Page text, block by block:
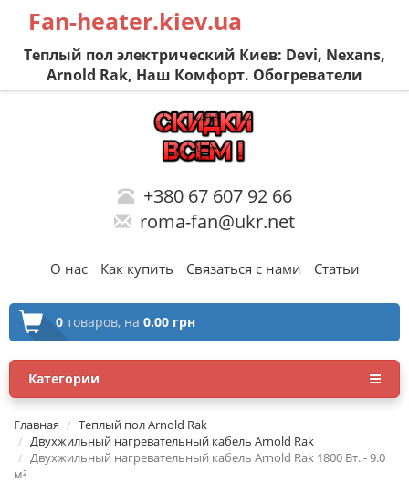
Fan-heater.kiev.ua
Теплый пол электрический Киев: Devi, Nexans,
Arnold Rak, Наш Комфорт. Обогреватели
+380 67 607 92 66
roma-fan@ukr.net
О нас Как купить Связаться с нами Статьи
0 товаров, на 0.00 грн
Категории
Главная
Теплый пол Arnold Rak
Двухжильный нагревательный кабель Arnold Rak
Двухжильный нагревательный кабель Arnold Rak 1800 Вт. - 9.0
м²